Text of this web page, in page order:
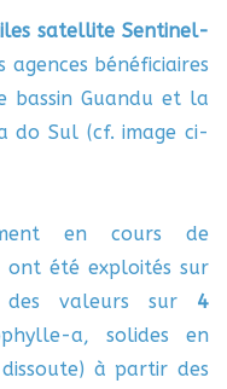
satellite Sentinel-
bénéficiaires
bassin Guandu et la
do Sul (cf. image ci-
en cours de
ont été exploités sur
valeurs sur 4
a, solides en
à partir des